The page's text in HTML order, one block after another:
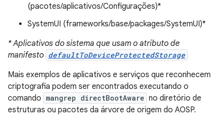
(pacotes/aplicativos/Configurações)*
SystemUI (frameworks/base/packages/SystemUI)*
* Aplicativos do sistema que usam o atributo de
manifesto defaultToDeviceProtectedStorage
Mais exemplos de aplicativos e serviços que reconhecem
criptografia podem ser encontrados executando o
comando mangrep directBootAware no diretório de
estruturas ou pacotes da árvore de origem do AOSP.